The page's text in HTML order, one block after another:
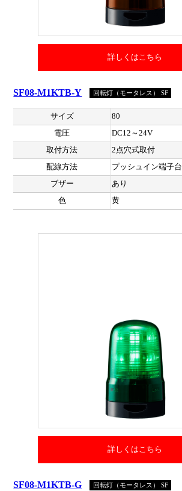
詳しくはこちら
SF08-M1KTB-Y 回転灯（モータレス） SF
サイズ
80
電圧
DC12～24V
取付方法
2点穴式取付
配線方法
プッシュイン端子台
ブザー
あり
色
黄
詳しくはこちら
SF08-M1KTB-G 回転灯（モータレス） SF